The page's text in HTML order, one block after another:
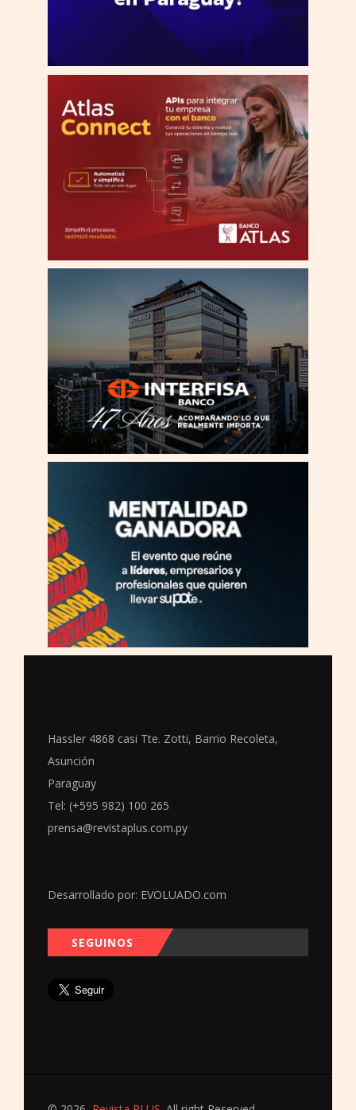
Hassler 4868 casi Tte. Zotti, Barrio Recoleta,
Asunción
Paraguay
Tel: (+595 982) 100 265
prensa@revistaplus.com.py
Desarrollado por: EVOLUADO.com
SEGUINOS